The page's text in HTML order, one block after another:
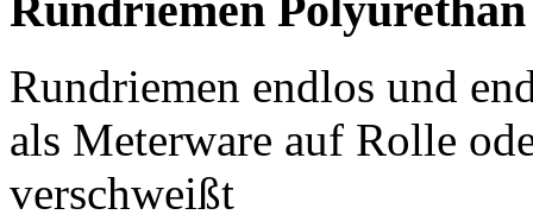
Rundriemen endlos und
als Meterware auf Rolle
verschweißt